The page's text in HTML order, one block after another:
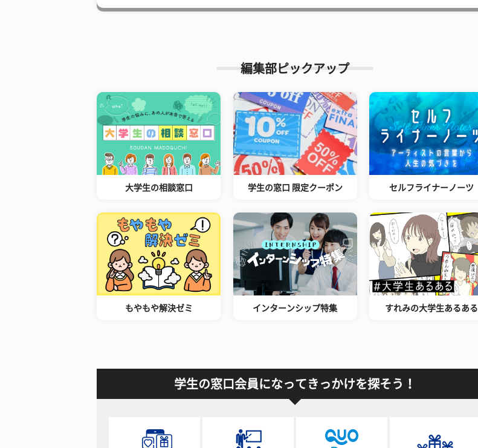
編集部ピックアップ
大学生の相談窓口 学生の窓口 限定クーポン セルフライナーノーツ
もやもや解決ゼミ インターンシップ特集 すれみの大学生あるある
学生の窓口会員になってきっかけを探そう！